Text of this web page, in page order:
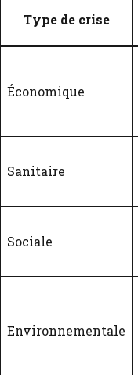
Type de crise
Économique
Sanitaire
Sociale
Environnementale